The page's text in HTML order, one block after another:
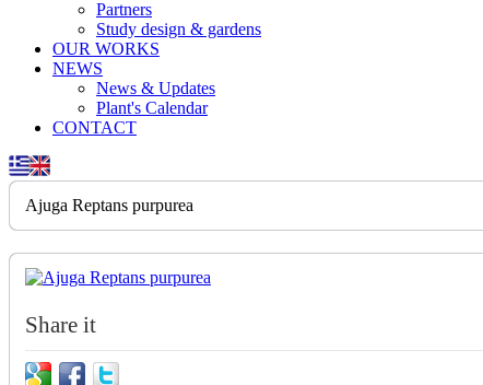
Partners
Study design & gardens
OUR WORKS
NEWS
News & Updates
Plant's Calendar
CONTACT
Ajuga Reptans purpurea
Share it